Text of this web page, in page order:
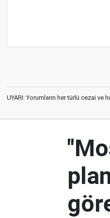
UYARI: Yorumların her türlü cezai